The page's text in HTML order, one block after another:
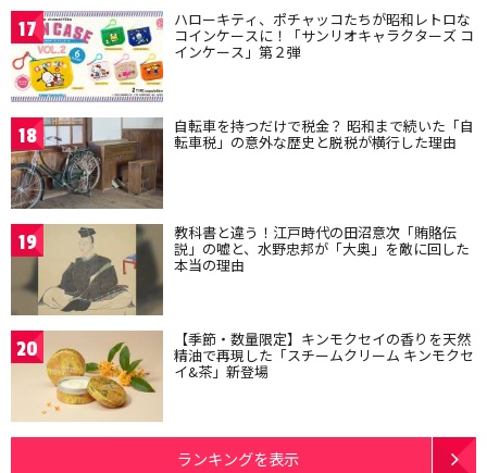
17 ハローキティ、ポチャッコたちが昭和レトロな
コインケースに！「サンリオキャラクターズ コ
インケース」第２弾
18 自転車を持つだけで税金？ 昭和まで続いた「自
転車税」の意外な歴史と脱税が横行した理由
19 教科書と違う！江戸時代の田沼意次「賄賂伝
説」の嘘と、水野忠邦が「大奥」を敵に回した
本当の理由
20 【季節・数量限定】キンモクセイの香りを天然
精油で再現した「スチームクリーム キンモクセ
イ&茶」新登場
ランキングを表示